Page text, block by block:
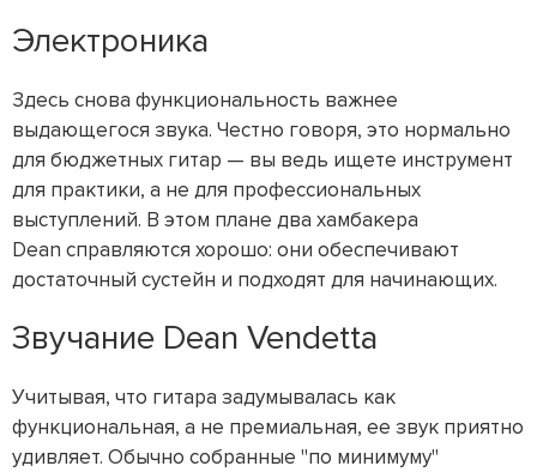
Электроника
Здесь снова функциональность важнее
выдающегося звука. Честно говоря, это нормально
для бюджетных гитар — вы ведь ищете инструмент
для практики, а не для профессиональных
выступлений. В этом плане два хамбакера
Dean справляются хорошо: они обеспечивают
достаточный сустейн и подходят для начинающих.
Звучание Dean Vendetta
Учитывая, что гитара задумывалась как
функциональная, а не премиальная, ее звук приятно
удивляет. Обычно собранные "по минимуму"